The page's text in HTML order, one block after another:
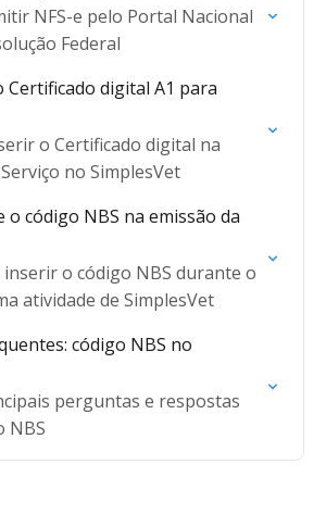
NFS-e pelo Portal Nacional
Federal
Certificado digital A1 para
o Certificado digital na
no SimplesVet
o código NBS na emissão da
inserir o código NBS durante o
atividade de SimplesVet
código NBS no
perguntas e respostas
NBS